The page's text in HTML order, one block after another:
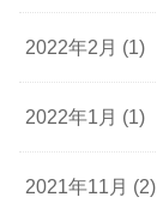
2022年2月 (1)
2022年1月 (1)
2021年11月 (2)